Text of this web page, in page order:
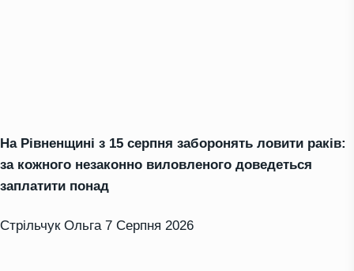
На Рівненщині з 15 серпня заборонять ловити раків:
за кожного незаконно виловленого доведеться
заплатити понад
Стрільчук Ольга 7 Серпня 2026